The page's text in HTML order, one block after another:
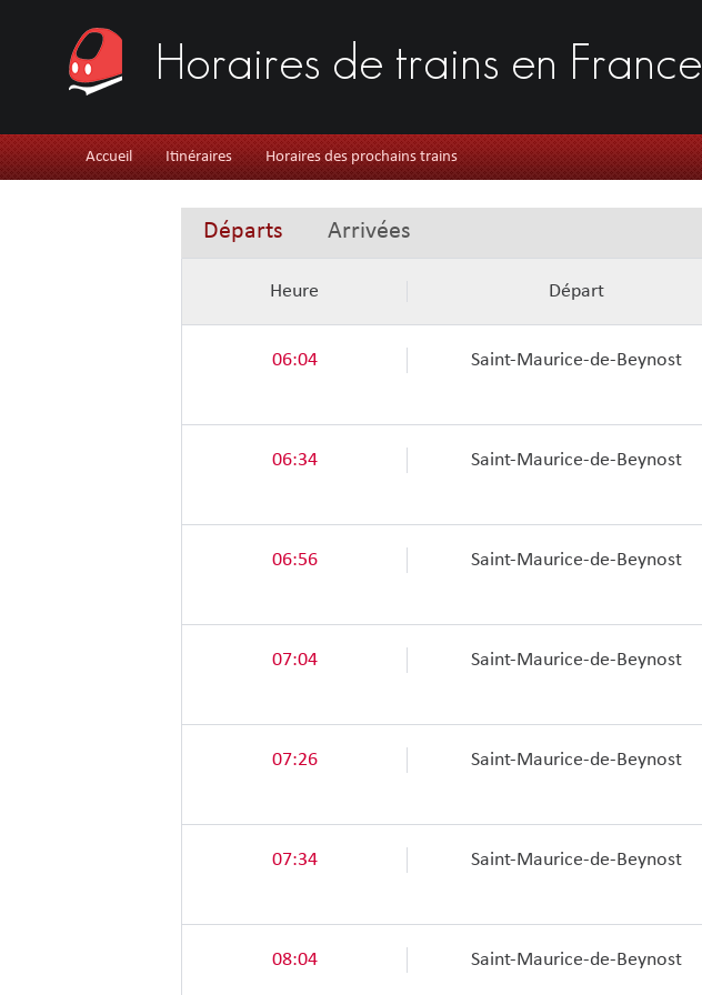
Horaires de trains en France
Accueil Itinéraires Horaires des prochains trains
Départs Arrivées
Heure Départ
06:04 Saint-Maurice-de-Beynost
06:34 Saint-Maurice-de-Beynost
06:56 Saint-Maurice-de-Beynost
07:04 Saint-Maurice-de-Beynost
07:26 Saint-Maurice-de-Beynost
07:34 Saint-Maurice-de-Beynost
08:04 Saint-Maurice-de-Beynost